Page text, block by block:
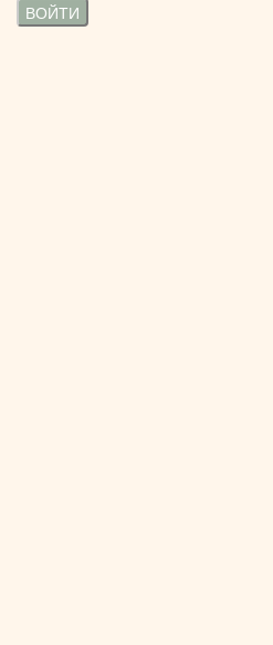
ВОЙТИ